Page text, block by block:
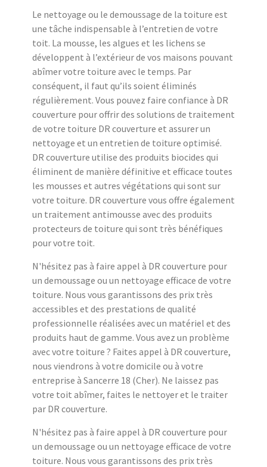
Le nettoyage ou le demoussage de la toiture est
une tâche indispensable à l’entretien de votre
toit. La mousse, les algues et les lichens se
développent à l’extérieur de vos maisons pouvant
abîmer votre toiture avec le temps. Par
conséquent, il faut qu’ils soient éliminés
régulièrement. Vous pouvez faire confiance à DR
couverture pour offrir des solutions de traitement
de votre toiture DR couverture et assurer un
nettoyage et un entretien de toiture optimisé.
DR couverture utilise des produits biocides qui
éliminent de manière définitive et efficace toutes
les mousses et autres végétations qui sont sur
votre toiture. DR couverture vous offre également
un traitement antimousse avec des produits
protecteurs de toiture qui sont très bénéfiques
pour votre toit.
N'hésitez pas à faire appel à DR couverture pour
un demoussage ou un nettoyage efficace de votre
toiture. Nous vous garantissons des prix très
accessibles et des prestations de qualité
professionnelle réalisées avec un matériel et des
produits haut de gamme. Vous avez un problème
avec votre toiture ? Faites appel à DR couverture,
nous viendrons à votre domicile ou à votre
entreprise à Sancerre 18 (Cher). Ne laissez pas
votre toit abîmer, faites le nettoyer et le traiter
par DR couverture.
N'hésitez pas à faire appel à DR couverture pour
un demoussage ou un nettoyage efficace de votre
toiture. Nous vous garantissons des prix très